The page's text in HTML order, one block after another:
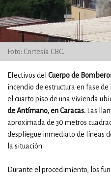
Foto: Cortesía CBC.
Efectivos del Cuerpo de
incendio de estructura en fase
el cuarto piso de una vivienda
de Antímano, en Caracas. Las
aproximada de 30 metros
despliegue inmediato de líneas
la situación.
Durante el procedimiento, los